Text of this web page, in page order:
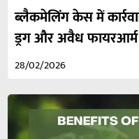
ब्लैकमेलिंग केस में
ड्रग और अवैध
28/02/2026